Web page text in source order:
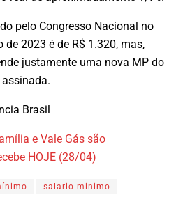
pelo Congresso Nacional no
de 2023 é de R$ 1.320, mas,
justamente uma nova MP do
assinada.
Brasil
e Vale Gás são
HOJE (28/04)
salario minimo